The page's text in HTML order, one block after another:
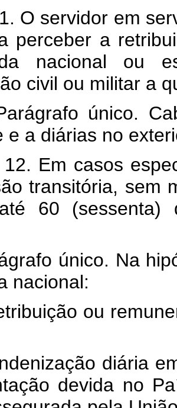
O servidor em
perceber a
nacional ou
civil ou militar a
único.
e a diárias no
Em casos
transitória, sem
60
único. Na
nacional:
ou
diária
devida no